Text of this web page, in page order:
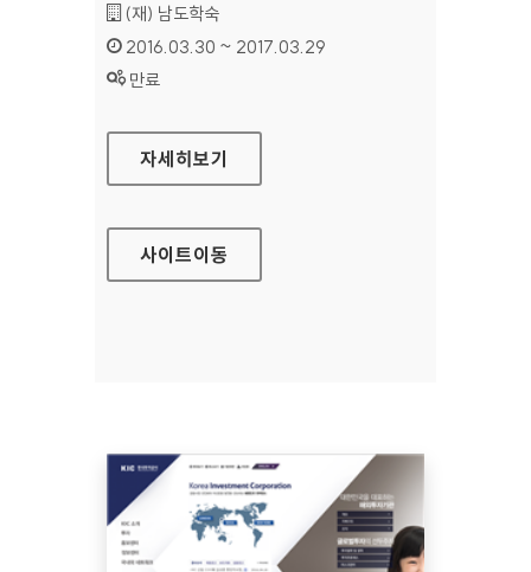
기관명 :
(재) 남도학숙
인증기간 :
2016.03.30 ~ 2017.03.29
상태 :
만료
남도학숙 대표 홈페이지
자세히보기
사이트이동